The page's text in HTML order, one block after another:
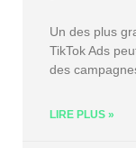
Un des plus
TikTok Ads
des
LIRE PLUS »